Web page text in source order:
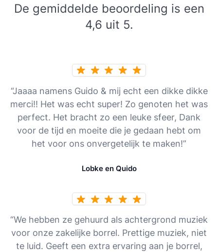
De gemiddelde beoordeling is een
4,6 uit 5.
“Jaaaa namens Guido & mij echt een dikke dikke
merci!! Het was echt super! Zo genoten het was
perfect. Het bracht zo een leuke sfeer, Dank
voor de tijd en moeite die je gedaan hebt om
het voor ons onvergetelijk te maken!”
Lobke en Quido
“We hebben ze gehuurd als achtergrond muziek
voor onze zakelijke borrel. Prettige muziek, niet
te luid. Geeft een extra ervaring aan je borrel,